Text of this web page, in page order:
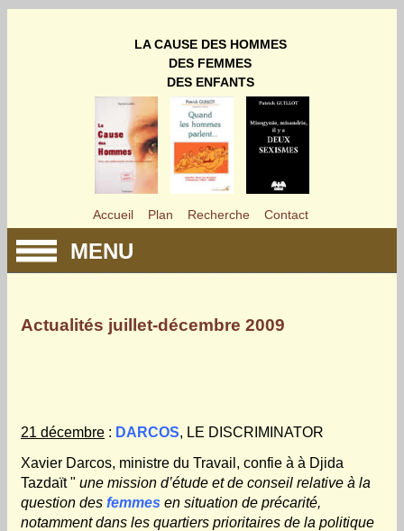
LA CAUSE DES HOMMES
DES FEMMES
DES ENFANTS
Actualités juillet-décembre 2009
21 décembre : DARCOS, LE DISCRIMINATOR
Xavier Darcos, ministre du Travail, confie à à Djida
Tazdaït " une mission d’étude et de conseil relative à la
question des femmes en situation de précarité,
notamment dans les quartiers prioritaires de la politique
MENU
Accueil Plan Recherche Contact